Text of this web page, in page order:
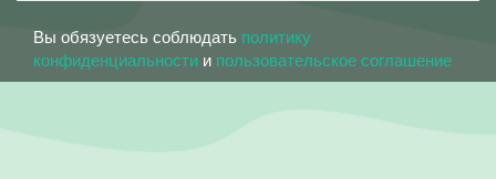
Вы обязуетесь соблюдать политику
конфиденциальности и пользовательское соглашение